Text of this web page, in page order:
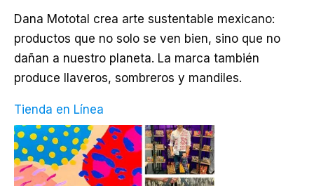
Dana Mototal crea arte sustentable mexicano:
productos que no solo se ven bien, sino que no
dañan a nuestro planeta. La marca también
produce llaveros, sombreros y mandiles.
Tienda en Línea